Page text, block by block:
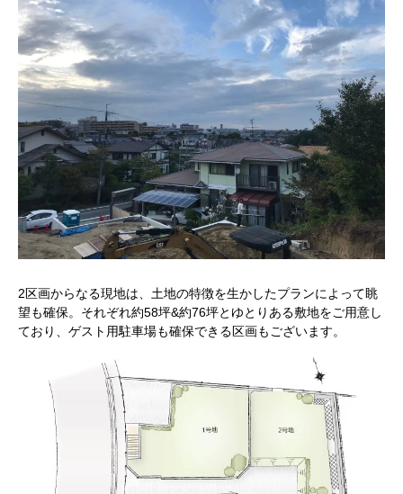
2区画からなる現地は、土地の特徴を生かしたプランによって眺
望も確保。それぞれ約58坪&約76坪とゆとりある敷地をご用意し
ており、ゲスト用駐車場も確保できる区画もございます。